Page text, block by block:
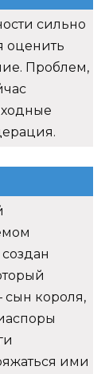
сильно
оценить
Проблем,
сын короля,
ими